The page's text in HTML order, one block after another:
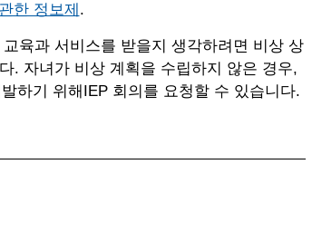
한 정보제 .
육과 서비스를 받을지 생각하려면 비상 상
. 자녀가 비상 계획을 수립하지 않은 경우,
하기 위해IEP 회의를 요청할 수 있습니다.